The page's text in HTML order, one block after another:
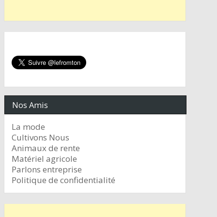
Nos Amis
La mode
Cultivons Nous
Animaux de rente
Matériel agricole
Parlons entreprise
Politique de confidentialité